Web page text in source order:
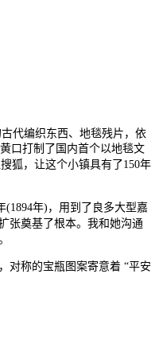
代编织东西、地毯残片，依
口打制了国内首个以地毯文
狐，让这个小镇具有了150年
年)，用到了良多大型嘉
张奠基了根本。我和她沟通
对称的宝瓶图案寄意着 “平安